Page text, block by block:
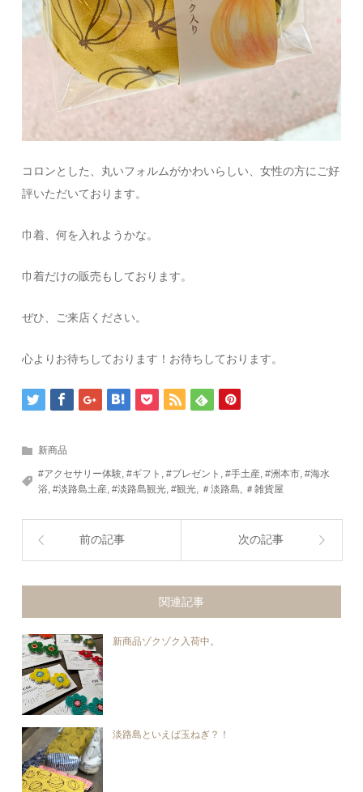
コロンとした、丸いフォルムがかわいらしい、女性の方にご好
評いただいております。
巾着、何を入れようかな。
巾着だけの販売もしております。
ぜひ、ご来店ください。
心よりお待ちしております！お待ちしております。
新商品
#アクセサリー体験,#ギフト ,#プレゼント ,#手土産,#洲本市,#海水
浴,#淡路島土産,#淡路島観光,#観光, ＃淡路島, ＃雑貨屋
前の記事 次の記事
関連記事
新商品ゾクゾク入荷中。
淡路島といえば玉ねぎ？！